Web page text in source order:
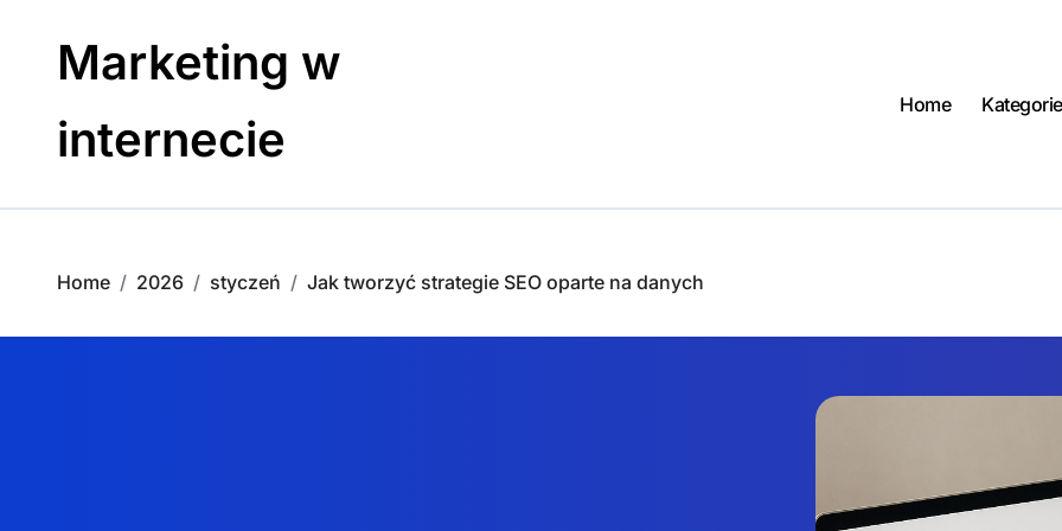
Marketing w
internecie
Home Kategorie
Home 2026 styczeń Jak tworzyć strategie SEO oparte na danych